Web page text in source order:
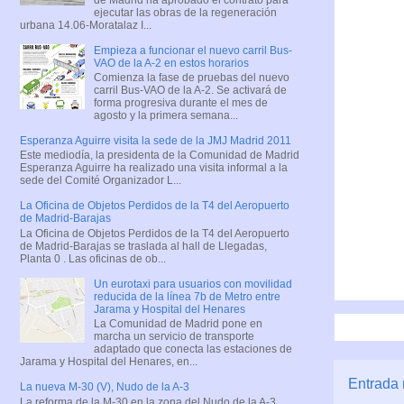
Entrada
ejecutar las obras de la regeneración
urbana 14.06-Moratalaz I...
Empieza a funcionar el nuevo carril Bus-
VAO de la A-2 en estos horarios
Comienza la fase de pruebas del nuevo
carril Bus-VAO de la A-2. Se activará de
forma progresiva durante el mes de
agosto y la primera semana...
Esperanza Aguirre visita la sede de la JMJ Madrid 2011
Este mediodía, la presidenta de la Comunidad de Madrid
Esperanza Aguirre ha realizado una visita informal a la
sede del Comité Organizador L...
La Oficina de Objetos Perdidos de la T4 del Aeropuerto
de Madrid-Barajas
La Oficina de Objetos Perdidos de la T4 del Aeropuerto
de Madrid-Barajas se traslada al hall de Llegadas,
Planta 0 . Las oficinas de ob...
Un eurotaxi para usuarios con movilidad
reducida de la línea 7b de Metro entre
Jarama y Hospital del Henares
La Comunidad de Madrid pone en
marcha un servicio de transporte
adaptado que conecta las estaciones de
Jarama y Hospital del Henares, en...
La nueva M-30 (V), Nudo de la A-3